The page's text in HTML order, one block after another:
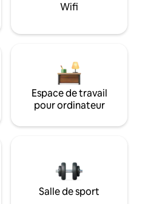
Wifi
Espace de travail
pour ordinateur
Salle de sport